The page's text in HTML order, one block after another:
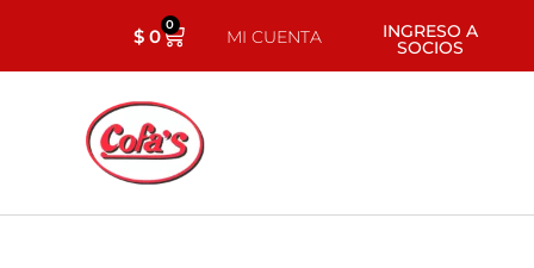
$0 0
MI CUENTA INGRESO A
SOCIOS